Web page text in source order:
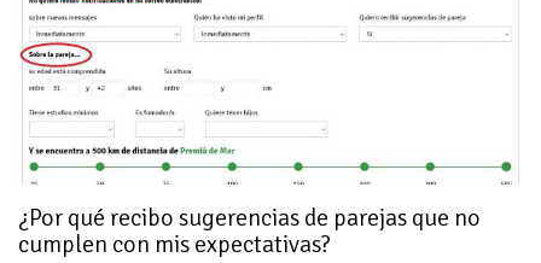
¿Por qué recibo sugerencias de parejas que no
cumplen con mis expectativas?